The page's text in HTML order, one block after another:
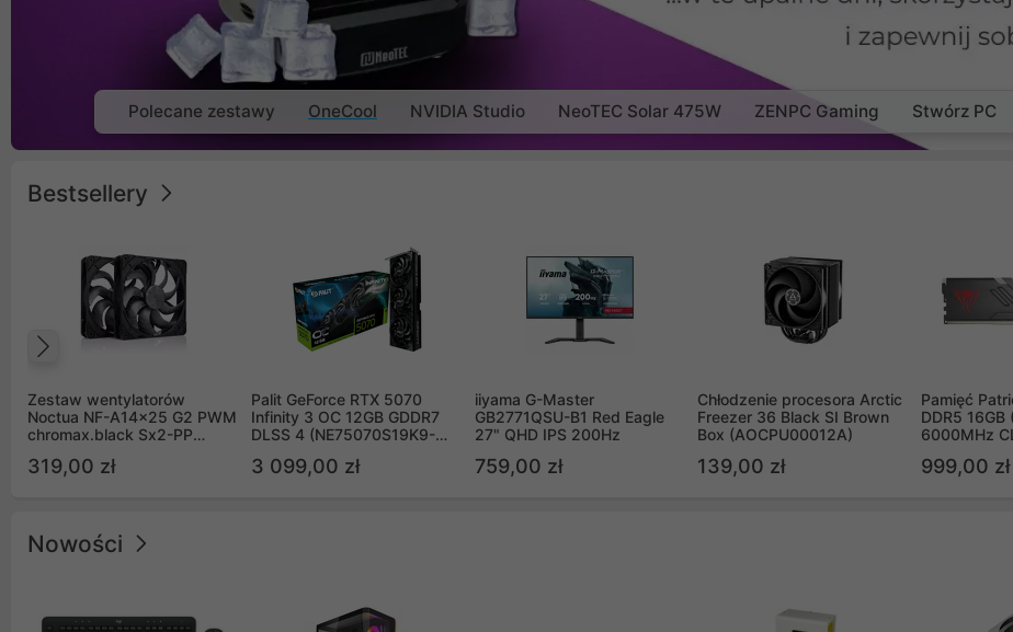
Polecane zestawy OneCool NVIDIA Studio NeoTEC Solar 475W ZENPC Gaming Stwórz PC
Bestsellery
Zestaw wentylatorów
Noctua NF-A14x25 G2 PWM
chromax.black Sx2-PP
(2szt)
319,00 zł
Palit GeForce RTX 5070
Infinity 3 OC 12GB GDDR7
DLSS 4 (NE75070S19K9-
3 099,00 zł
iiyama G-Master
GB2771QSU-B1 Red Eagle
27" QHD IPS 200Hz
759,00 zł
Chłodzenie procesora Arctic
Freezer 36 Black SI Brown
Box (AOCPU00012A)
139,00 zł
Pamięć
DDR5 16GB
6000MHz
999,00 zł
Nowości